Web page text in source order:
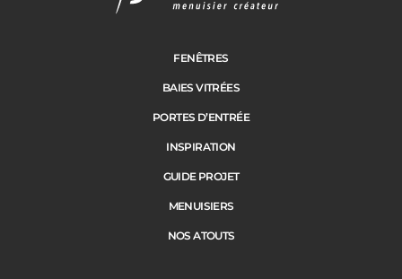
FENÊTRES
BAIES VITRÉES
PORTES D’ENTRÉE
INSPIRATION
GUIDE PROJET
MENUISIERS
NOS ATOUTS